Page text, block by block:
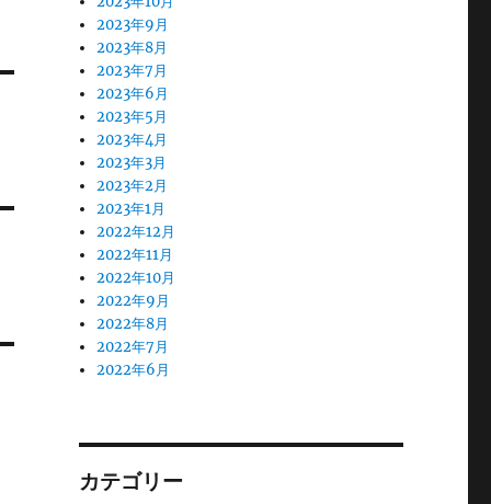
2023年9月
2023年8月
2023年7月
2023年6月
2023年5月
2023年4月
2023年3月
2023年2月
2023年1月
2022年12月
2022年11月
2022年10月
2022年9月
2022年8月
2022年7月
2022年6月
カテゴリー